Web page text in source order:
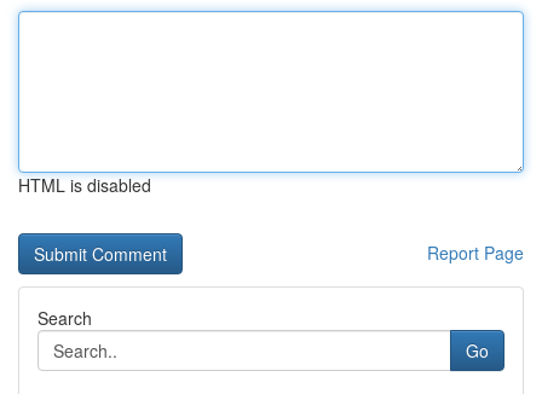
HTML is disabled
Report Page
Search
Go